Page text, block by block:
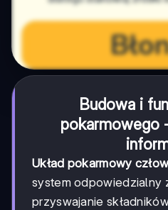
Budowa i
pokarmowego
Układ pokarmowy
system odpowiedzialny
przyswajanie